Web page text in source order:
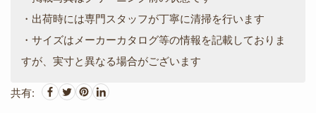
・出荷時には専門スタッフが丁寧に清掃を行います
・サイズはメーカーカタログ等の情報を記載しておりま
すが、実寸と異なる場合がございます
共有: